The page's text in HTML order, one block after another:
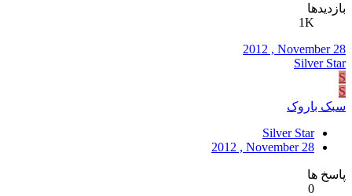
بازدیدها
1K
2012 , November 28
Silver Star
S
S
سبک باروک
Silver Star
2012 , November 28
پاسخ ها
0